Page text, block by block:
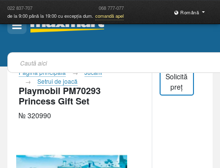
022 837-707 068 777-077
de la 9:00 până la 19:00 cu excepția dum. comandă apel
Română
Pagina principală
Jucării
Setrui de joacă
Playmobil PM70293
Princess Gift Set
№ 320990
Solicită
preț